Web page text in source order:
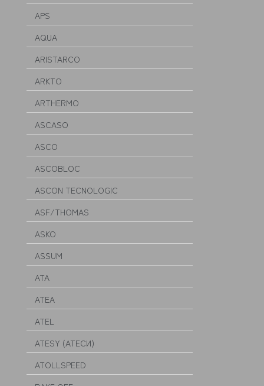
APS
AQUA
ARISTARCO
ARKTO
ARTHERMO
ASCASO
ASCO
ASCOBLOC
ASCON TECNOLOGIC
ASF/THOMAS
ASKO
ASSUM
ATA
ATEA
ATEL
ATESY (АТЕСИ)
ATOLLSPEED